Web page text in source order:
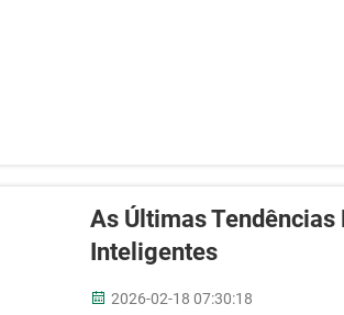
As Últimas Tendências
Inteligentes
2026-02-18 07:30:18